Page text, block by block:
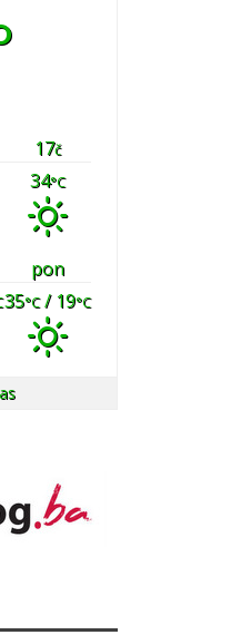
17č
34°C
pon
35°C/ 19°C